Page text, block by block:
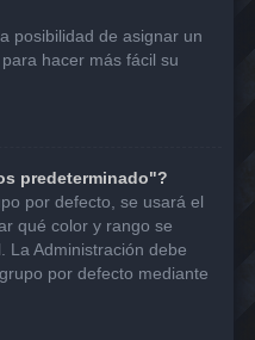
posibilidad de asignar un
hacer más fácil su
predeterminado"?
por defecto, se usará el
qué color y rango se
La Administración debe
por defecto mediante